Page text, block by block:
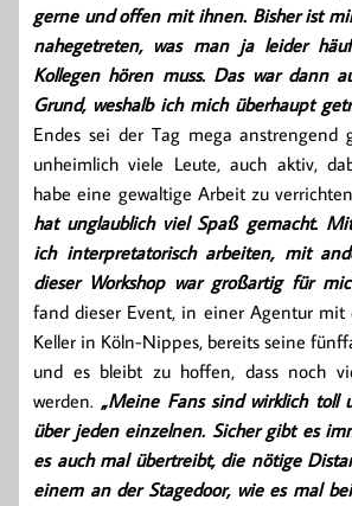
gerne und offen mit ihnen. Bisher ist
nahegetreten, was man ja leider
Kollegen hören muss. Das war dann
Grund, weshalb ich mich überhaupt
Endes sei der Tag mega anstrengend
unheimlich viele Leute, auch aktiv,
habe eine gewaltige Arbeit zu
hat unglaublich viel Spaß gemacht.
ich interpretatorisch arbeiten, mit
dieser Workshop war großartig für
fand dieser Event, in einer Agentur mit
Keller in Köln-Nippes, bereits seine
und es bleibt zu hoffen, dass noch
werden. „Meine Fans sind wirklich toll
über jeden einzelnen. Sicher gibt es
es auch mal übertreibt, die nötige
einem an der Stagedoor, wie es mal